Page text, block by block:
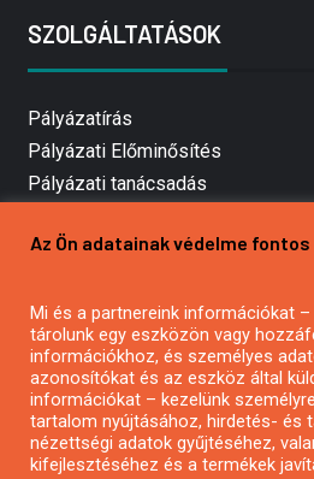
SZOLGÁLTATÁSOK
Pályázatírás
Pályázati Előminősítés
Pályázati tanácsadás
Mezőgazdasági pályázatírás
Pályázatírás civil szervezeteknek
Pályázatírás önkormányzatoknak
Pályázatfigyelés
Specifikus pályázatfigyelés vagy
Az Ön adatainak védelme
Mi és a partnereink információkat
tárolunk egy eszközön vagy
információkhoz, és személyes
azonosítókat és az eszköz által
információkat – kezelünk
tartalom nyújtásához, hirdetés- és
nézettségi adatok gyűjtéséhez,
kifejlesztéséhez és a termékek